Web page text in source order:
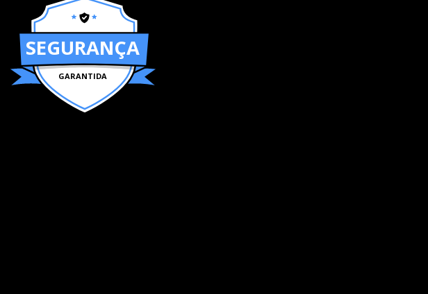
SEGURANÇA
GARANTIDA